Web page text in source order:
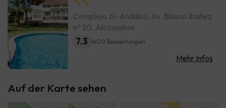
Complejo Al-Andalus, Av. Blasco Ibañez
nº 20, Alcossebre
7.3 1400 Bewertungen
Mehr Infos
Auf der Karte sehen